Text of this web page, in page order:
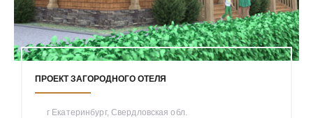
ПРОЕКТ ЗАГОРОДНОГО ОТЕЛЯ
г Екатеринбург, Свердловская обл.